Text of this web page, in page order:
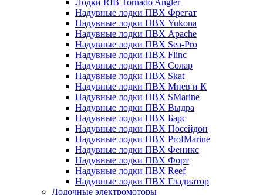
Лодки RIB Tornado Angler
Надувные лодки ПВХ Фрегат
Надувные лодки ПВХ Yukona
Надувные лодки ПВХ Apache
Надувные лодки ПВХ Sea-Pro
Надувные лодки ПВХ Flinc
Надувные лодки ПВХ Солар
Надувные лодки ПВХ Skat
Надувные лодки ПВХ Мнев и К
Надувные лодки ПВХ SMarine
Надувные лодки ПВХ Выдра
Надувные лодки ПВХ Барс
Надувные лодки ПВХ Посейдон
Надувные лодки ПВХ ProfMarine
Надувные лодки ПВХ Феникс
Надувные лодки ПВХ Форт
Надувные лодки ПВХ Reef
Надувные лодки ПВХ Гладиатор
Лодочные электромоторы